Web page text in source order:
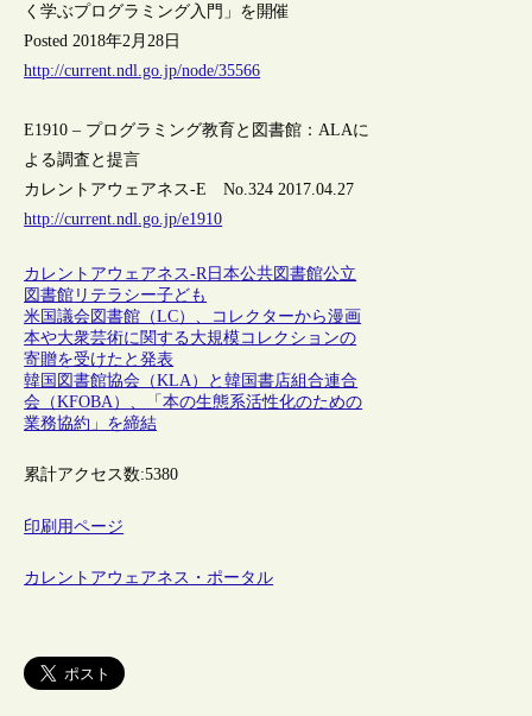
く学ぶプログラミング入門」を開催
Posted 2018年2月28日
http://current.ndl.go.jp/node/35566
E1910 – プログラミング教育と図書館：ALAに
よる調査と提言
カレントアウェアネス-E No.324 2017.04.27
http://current.ndl.go.jp/e1910
カレントアウェアネス-R日本公共図書館公立
図書館 リテラシー子ども
米国議会図書館（LC）、コレクターから漫画
本や大衆芸術に関する大規模コレクションの
寄贈を受けたと発表
韓国図書館協会（KLA）と韓国書店組合連合
会（KFOBA）、「本の生態系活性化のための
業務協約」を締結
累計アクセス数:5380
印刷用ページ
カレントアウェアネス・ポータル